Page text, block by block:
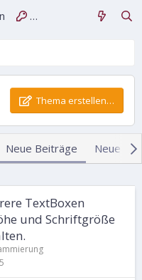
Registrieren
Thema erstellen…
Neue Beiträge Neue
TextBoxen
und Schriftgröße